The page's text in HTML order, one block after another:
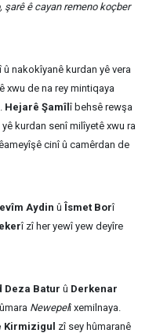
şarê ê cayan remeno koçber
nakokîyanê kurdan yê vera
xwu de na rey mintiqaya
Hejarê Şamîlî behsê rewşa
kurdan senî milîyetê xwu ra
cinî û camêrdan de
Aydin û Îsmet Borî
î zî her yewî yew deyîre
Deza Batur û Derkenar
Newepelî xemilnaya.
Kirmizigul zî sey hûmaranê